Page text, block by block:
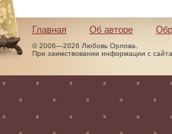
Главная Об авторе
© 2006—2026 Любовь Орлова.
При заимствовании информации с